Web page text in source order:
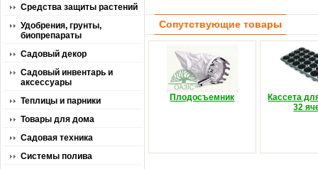
Средства защиты растений
Удобрения, грунты,
биопрепараты
Садовый декор
Садовый инвентарь и
аксессуары
Теплицы и парники
Товары для дома
Садовая техника
Системы полива
Сопутствующие товары
Плодосъемник
Кассета
32